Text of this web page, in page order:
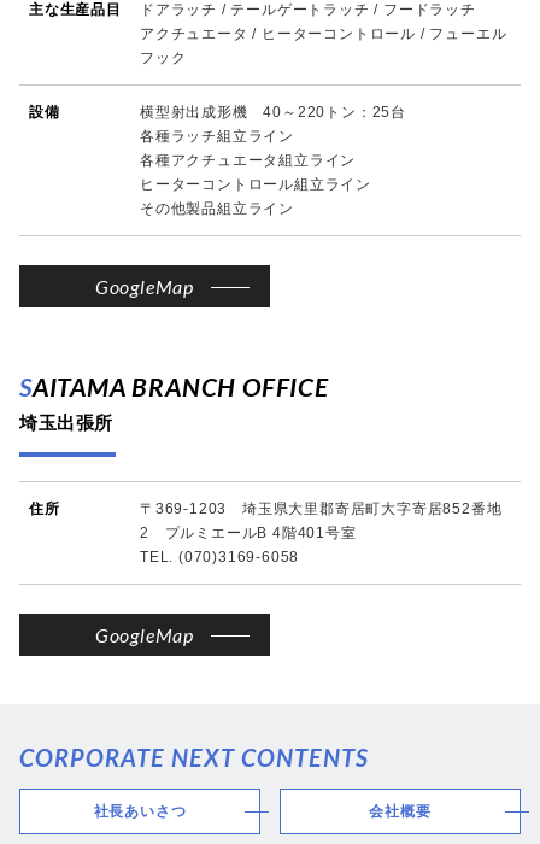
主な生産品目
ドアラッチ / テールゲートラッチ / フードラッチ
アクチュエータ / ヒーターコントロール / フューエル
フック
設備
横型射出成形機 40～220トン：25台
各種ラッチ組立ライン
各種アクチュエータ組立ライン
ヒーターコントロール組立ライン
その他製品組立ライン
GoogleMap
SAITAMA BRANCH OFFICE
埼玉出張所
住所
〒369-1203 埼玉県大里郡寄居町大字寄居852番地
2 プルミエールB 4階401号室
TEL. (070)3169-6058
GoogleMap
CORPORATE NEXT CONTENTS
社長あいさつ 会社概要